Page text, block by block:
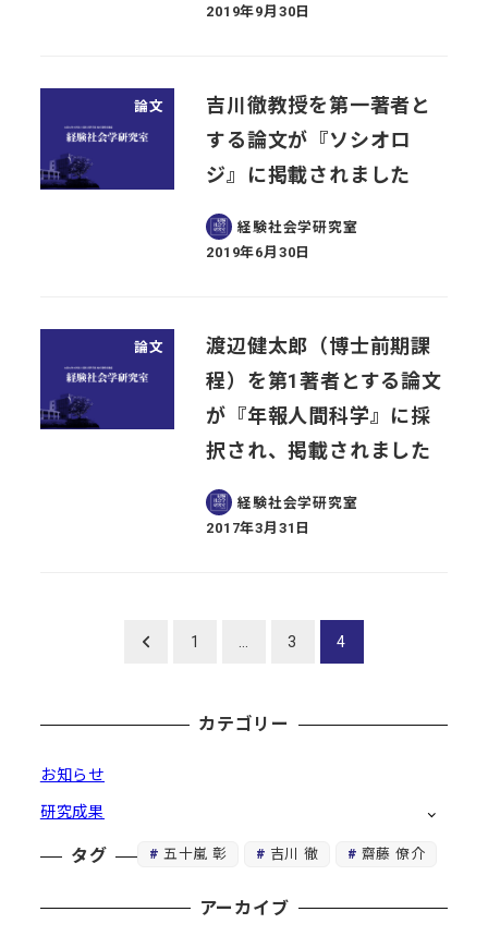
投稿日
2019年9月30日
論文
吉川徹教授を第一著者と
する論文が『ソシオロ
ジ』に掲載されました
経験社会学研究室
投稿日
2019年6月30日
論文
渡辺健太郎（博士前期課
程）を第1著者とする論文
が『年報人間科学』に採
択され、掲載されました
経験社会学研究室
投稿日
2017年3月31日
の
ペ
ー
ジ
送
1 3 4
カテゴリー
お知らせ
研究成果
タグ 五十嵐 彰 吉川 徹 齋藤 僚介
アーカイブ